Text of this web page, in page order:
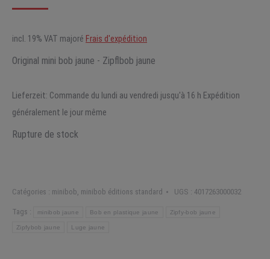
incl. 19% VAT majoré Frais d'expédition
Original mini bob jaune - Zipflbob jaune
Lieferzeit: Commande du lundi au vendredi jusqu'à 16 h Expédition
généralement le jour même
Rupture de stock
Catégories : minibob, minibob éditions standard UGS : 4017263000032
Tags : minibob jaune Bob en plastique jaune Zipfy-bob jaune
Zipfybob jaune Luge jaune